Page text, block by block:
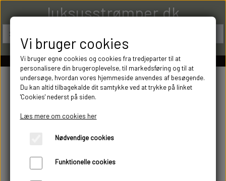
luksusstrømper.dk
Vi bruger cookies
Vi bruger egne cookies og cookies fra tredjeparter til at
personalisere din brugeroplevelse, til markedsføring og til at
undersøge, hvordan vores hjemmeside anvendes af besøgende.
Du kan altid tilbagekalde dit samtykke ved at trykke på linket
'Cookies' nederst på siden.
Læs mere om cookies her
Nødvendige cookies
Funktionelle cookies